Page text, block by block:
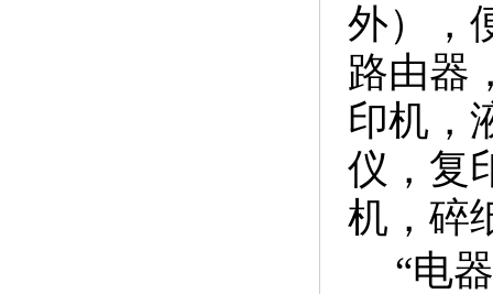
外），
路由器
印机，
仪，复
机，碎
“电